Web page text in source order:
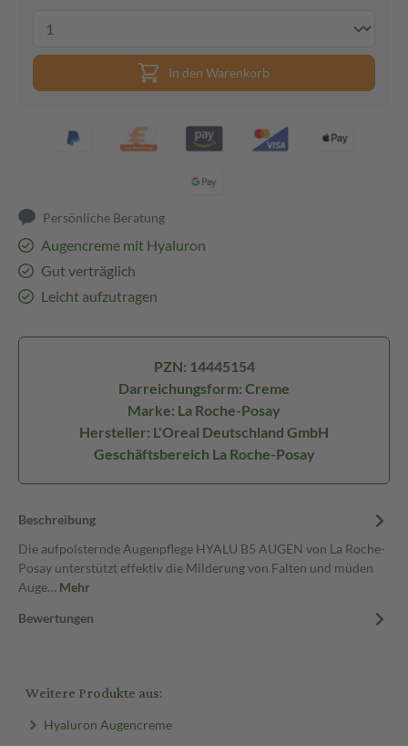
In den Warenkorb
Persönliche Beratung
Augencreme mit Hyaluron
Gut verträglich
Leicht aufzutragen
PZN: 14445154
Darreichungsform: Creme
Marke: La Roche-Posay
Hersteller: L'Oreal Deutschland GmbH
Geschäftsbereich La Roche-Posay
Beschreibung
Die aufpolsternde Augenpflege HYALU B5 AUGEN von La Roche-
Posay unterstützt effektiv die Milderung von Falten und müden
Auge… Mehr
Bewertungen
Weitere Produkte aus:
Hyaluron Augencreme